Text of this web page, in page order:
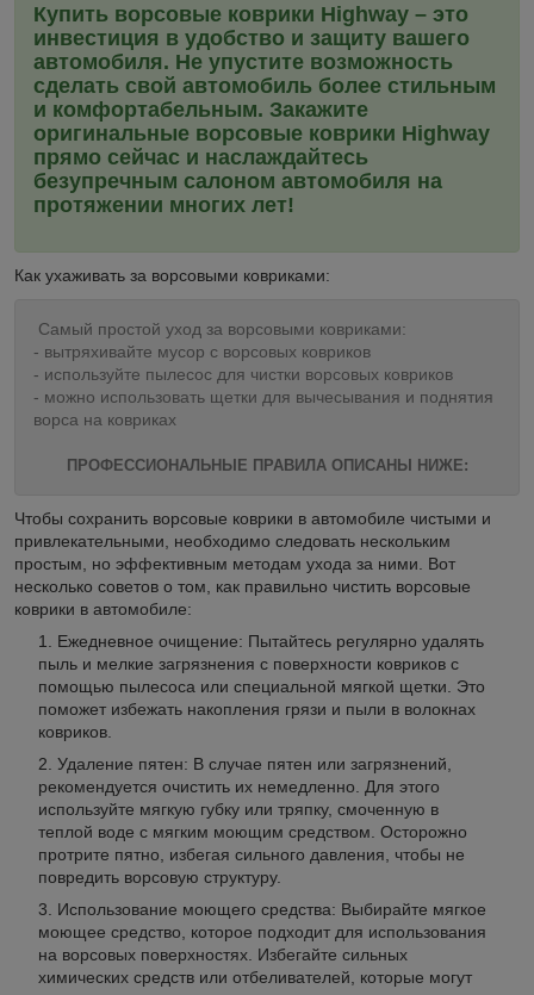
Купить ворсовые коврики Highway – это
инвестиция в удобство и защиту вашего
автомобиля. Не упустите возможность
сделать свой автомобиль более стильным
и комфортабельным. Закажите
оригинальные ворсовые коврики Highway
прямо сейчас и наслаждайтесь
безупречным салоном автомобиля на
протяжении многих лет!
Как ухаживать за ворсовыми ковриками:
Самый простой уход за ворсовыми ковриками:
- вытряхивайте мусор с ворсовых ковриков
- используйте пылесос для чистки ворсовых ковриков
- можно использовать щетки для вычесывания и поднятия
ворса на ковриках
ПРОФЕССИОНАЛЬНЫЕ ПРАВИЛА ОПИСАНЫ НИЖЕ:
Чтобы сохранить ворсовые коврики в автомобиле чистыми и
привлекательными, необходимо следовать нескольким
простым, но эффективным методам ухода за ними. Вот
несколько советов о том, как правильно чистить ворсовые
коврики в автомобиле:
Ежедневное очищение: Пытайтесь регулярно удалять
пыль и мелкие загрязнения с поверхности ковриков с
помощью пылесоса или специальной мягкой щетки. Это
поможет избежать накопления грязи и пыли в волокнах
ковриков.
Удаление пятен: В случае пятен или загрязнений,
рекомендуется очистить их немедленно. Для этого
используйте мягкую губку или тряпку, смоченную в
теплой воде с мягким моющим средством. Осторожно
протрите пятно, избегая сильного давления, чтобы не
повредить ворсовую структуру.
Использование моющего средства: Выбирайте мягкое
моющее средство, которое подходит для использования
на ворсовых поверхностях. Избегайте сильных
химических средств или отбеливателей, которые могут